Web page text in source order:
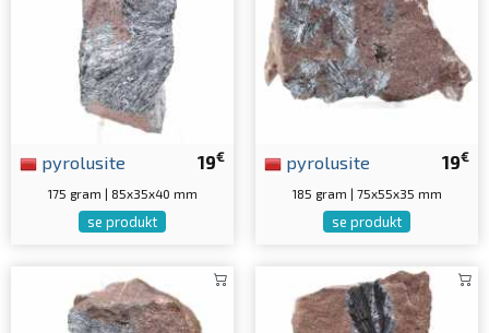
19€
pyrolusite
175 gram | 85x35x40 mm
se produkt
19€
pyrolusite
185 gram | 75x55x35 mm
se produkt